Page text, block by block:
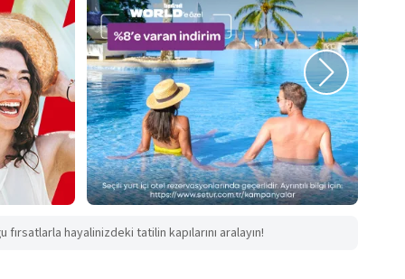
hayalinizdeki tatilin kapılarını aralayın!